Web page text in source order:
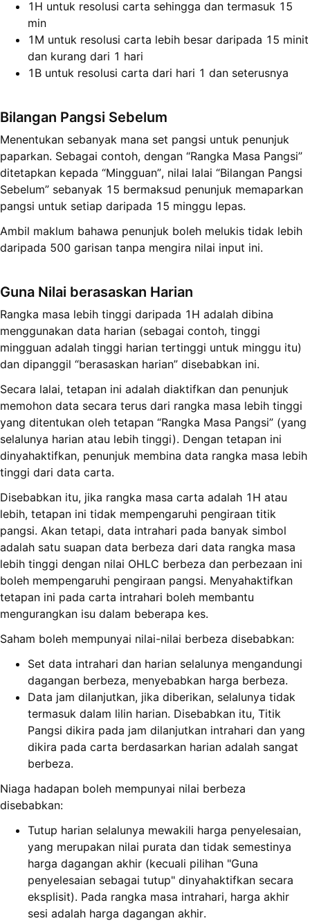
1H untuk resolusi carta sehingga dan termasuk 15
min
1M untuk resolusi carta lebih besar daripada 15 minit
dan kurang dari 1 hari
1B untuk resolusi carta dari hari 1 dan seterusnya
Bilangan Pangsi Sebelum
Menentukan sebanyak mana set pangsi untuk penunjuk
paparkan. Sebagai contoh, dengan “Rangka Masa Pangsi”
ditetapkan kepada “Mingguan”, nilai lalai “Bilangan Pangsi
Sebelum” sebanyak 15 bermaksud penunjuk memaparkan
pangsi untuk setiap daripada 15 minggu lepas.
Ambil maklum bahawa penunjuk boleh melukis tidak lebih
daripada 500 garisan tanpa mengira nilai input ini.
Guna Nilai berasaskan Harian
Rangka masa lebih tinggi daripada 1H adalah dibina
menggunakan data harian (sebagai contoh, tinggi
mingguan adalah tinggi harian tertinggi untuk minggu itu)
dan dipanggil “berasaskan harian” disebabkan ini.
Secara lalai, tetapan ini adalah diaktifkan dan penunjuk
memohon data secara terus dari rangka masa lebih tinggi
yang ditentukan oleh tetapan “Rangka Masa Pangsi” (yang
selalunya harian atau lebih tinggi). Dengan tetapan ini
dinyahaktifkan, penunjuk membina data rangka masa lebih
tinggi dari data carta.
Disebabkan itu, jika rangka masa carta adalah 1H atau
lebih, tetapan ini tidak mempengaruhi pengiraan titik
pangsi. Akan tetapi, data intrahari pada banyak simbol
adalah satu suapan data berbeza dari data rangka masa
lebih tinggi dengan nilai OHLC berbeza dan perbezaan ini
boleh mempengaruhi pengiraan pangsi. Menyahaktifkan
tetapan ini pada carta intrahari boleh membantu
mengurangkan isu dalam beberapa kes.
Saham boleh mempunyai nilai-nilai berbeza disebabkan:
Set data intrahari dan harian selalunya mengandungi
dagangan berbeza, menyebabkan harga berbeza.
Data jam dilanjutkan, jika diberikan, selalunya tidak
termasuk dalam lilin harian. Disebabkan itu, Titik
Pangsi dikira pada jam dilanjutkan intrahari dan yang
dikira pada carta berdasarkan harian adalah sangat
berbeza.
Niaga hadapan boleh mempunyai nilai berbeza
disebabkan:
Tutup harian selalunya mewakili harga penyelesaian,
yang merupakan nilai purata dan tidak semestinya
harga dagangan akhir (kecuali pilihan "Guna
penyelesaian sebagai tutup" dinyahaktifkan secara
eksplisit). Pada rangka masa intrahari, harga akhir
sesi adalah harga dagangan akhir.